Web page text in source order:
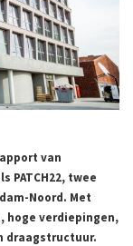
van
PATCH22, twee
Noord. Met
hoge verdiepingen,
draagstructuur.